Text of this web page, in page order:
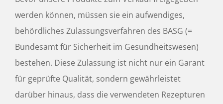
werden können, müssen sie ein aufwendiges,
behördliches Zulassungsverfahren des BASG (=
Bundesamt für Sicherheit im Gesundheitswesen)
bestehen. Diese Zulassung ist nicht nur ein Garant
für geprüfte Qualität, sondern gewährleistet
darüber hinaus, dass die verwendeten Rezepturen